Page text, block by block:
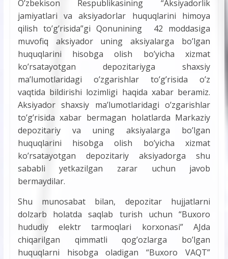
O’zbekison Respublikasining “Aksiyadorlik
jamiyatlari va aksiyadorlar huquqlarini himoya
qilish to’g’risida”gi Qonunining 42 moddasiga
muvofiq aksiyador uning aksiyalarga bo’lgan
huquqlarini hisobga olish bo’yicha xizmat
ko’rsatayotgan depozitariyga shaxsiy
ma’lumotlaridagi o’zgarishlar to’g’risida o’z
vaqtida bildirishi lozimligi haqida xabar beramiz.
Aksiyador shaxsiy ma’lumotlaridagi o’zgarishlar
to’g’risida xabar bermagan holatlarda Markaziy
depozitariy va uning aksiyalarga bo’lgan
huquqlarini hisobga olish bo’yicha xizmat
ko’rsatayotgan depozitariy aksiyadorga shu
sababli yetkazilgan zarar uchun javob
bermaydilar.
Shu munosabat bilan, depozitar hujjatlarni
dolzarb holatda saqlab turish uchun “Buxoro
hududiy elektr tarmoqlari korxonasi” AJda
chiqarilgan qimmatli qog’ozlarga bo’lgan
huquqlarni hisobga oladigan “Buxoro VAQT”